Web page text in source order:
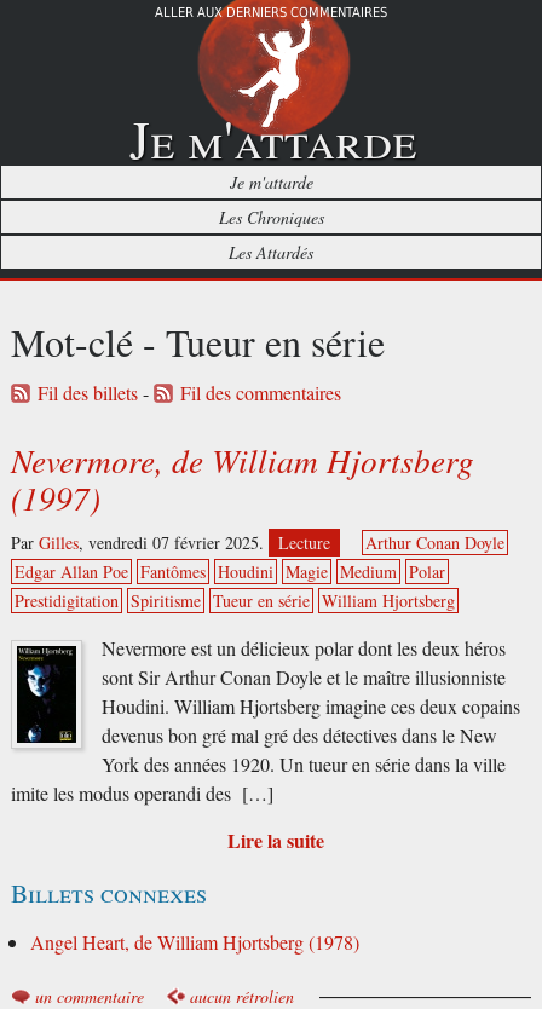
ALLER AUX DERNIERS COMMENTAIRES
Je m'attarde
Je m'attarde
Les Chroniques
Les Attardés
Mot-clé - Tueur en série
Fil des billets- Fil des commentaires
Nevermore, de William Hjortsberg
(1997)
Par Gilles, vendredi 07 février 2025. Lecture
Arthur Conan Doyle
Edgar Allan Poe Fantômes Houdini Magie Medium Polar
Prestidigitation Spiritisme Tueur en série William Hjortsberg
Nevermore est un délicieux polar dont les deux héros
sont Sir Arthur Conan Doyle et le maître illusionniste
Houdini. William Hjortsberg imagine ces deux copains
devenus bon gré mal gré des détectives dans le New
York des années 1920. Un tueur en série dans la ville
imite les modus operandi des […]
Lire la suite
Billets connexes
Angel Heart, de William Hjortsberg (1978)
un commentaire aucun rétrolien